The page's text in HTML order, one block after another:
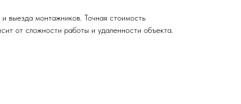
выезда монтажников. Точная стоимость
от сложности работы и удаленности объекта.